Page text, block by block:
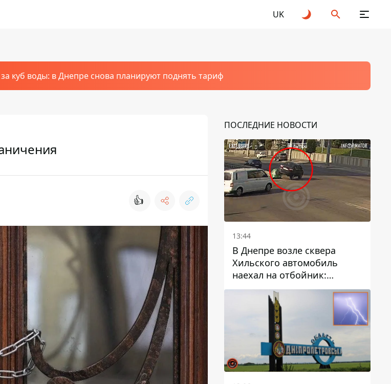
UK
куб воды: в Днепре снова планируют поднять тариф
👍
ПОСЛЕДНИЕ НОВОСТИ
13:44
В Днепре возле сквера
Хильского автомобиль
наехал на отбойник:
момент происшествия